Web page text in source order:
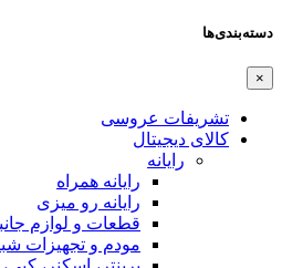
دسته‌بندی‌ها
×
تشریفات عروسی
کالای دیجیتال
رایانه
رایانه همراه
رایانه رو میزی
قطعات و لوازم
مودم و تجهیزات